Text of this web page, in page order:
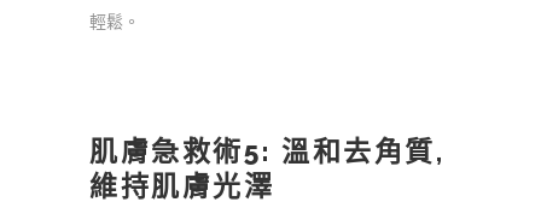
輕鬆。
肌膚急救術5: 溫和去角質,
維持肌膚光澤